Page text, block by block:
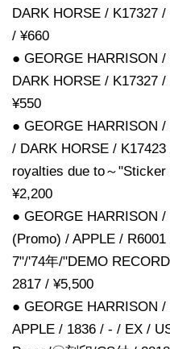
DARK HORSE / K17327
/ ¥660
● GEORGE HARRISON
DARK HORSE / K17327
¥550
● GEORGE HARRISON
/ DARK HORSE /
royalties due to～
¥2,200
● GEORGE HARRISON
(Promo) / APPLE /
7"/'74年/"DEMO
2817 / ¥5,500
● GEORGE HARRISON
APPLE / 1836 / - / EX /